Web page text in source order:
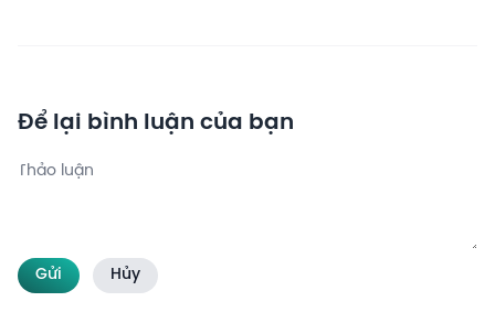
Để lại bình luận của bạn
Gửi Hủy